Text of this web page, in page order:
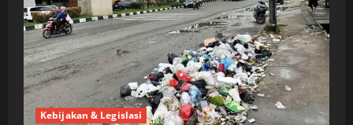
Kebijakan & Legislasi